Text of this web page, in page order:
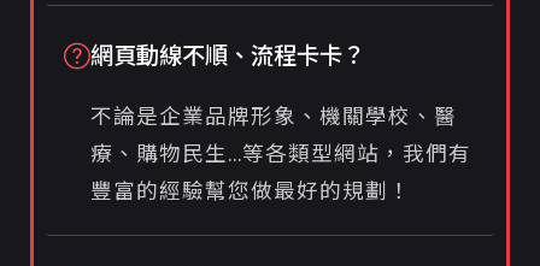
網頁動線不順、流程卡卡？
不論是企業品牌形象、機關學校、醫
療、購物民生...等各類型網站，我們有
豐富的經驗幫您做最好的規劃！